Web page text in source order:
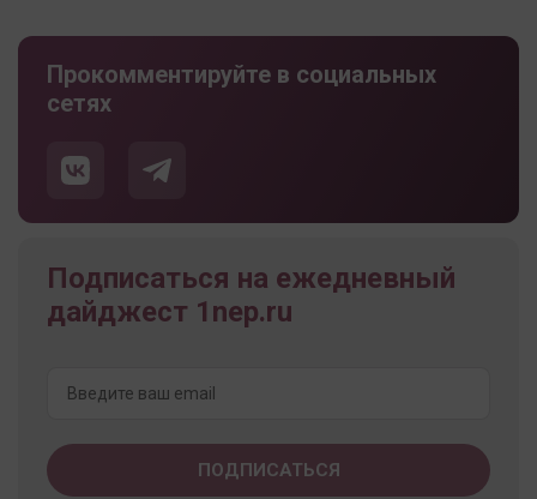
Прокомментируйте в социальных
сетях
Подписаться на ежедневный
дайджест 1nep.ru